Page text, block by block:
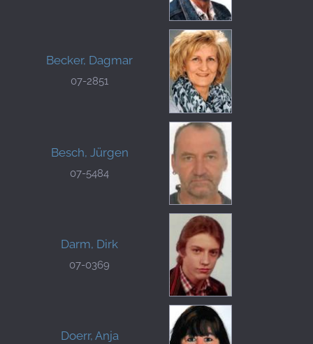
Becker, Dagmar
07-2851
Besch, Jürgen
07-5484
Darm, Dirk
07-0369
Doerr, Anja